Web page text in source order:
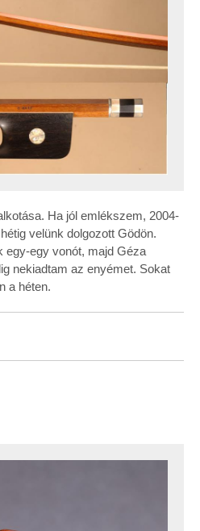
Ha jól emlékszem, 2004-
velünk dolgozott Gödön.
egy-egy vonót, majd Géza
nekiadtam az enyémet. Sokat
a héten.